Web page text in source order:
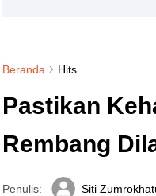
Beranda Hits
Pastikan
Rembang
Penulis: Siti